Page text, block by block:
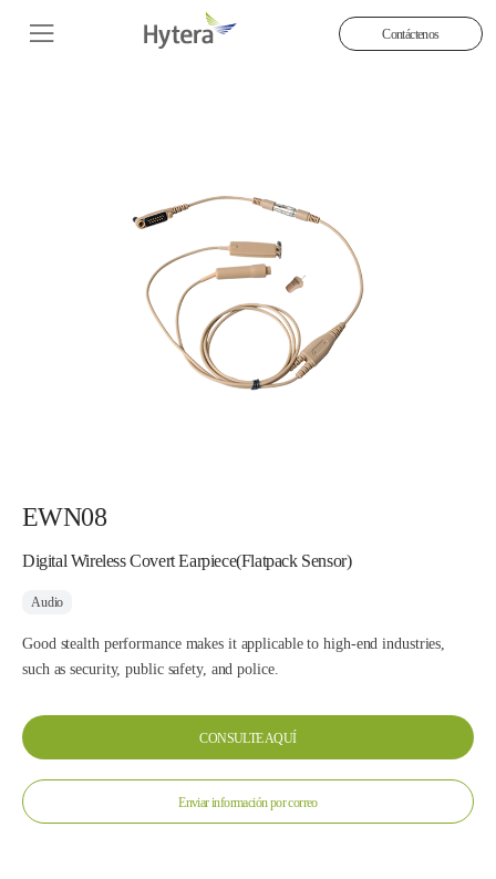
Contáctenos
EWN08
Digital Wireless Covert Earpiece(Flatpack Sensor)
Audio
Good stealth performance makes it applicable to high-end industries,
such as security, public safety, and police.
CONSULTE AQUÍ
Enviar información por correo